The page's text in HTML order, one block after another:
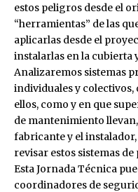
estos peligros desde el
“herramientas” de las
aplicarlas desde el
instalarlas en la cubierta
Analizaremos sistemas
individuales y colectivos,
ellos, como y en que
de mantenimiento
fabricante y el
revisar estos sistemas
Esta Jornada Técnica
coordinadores de